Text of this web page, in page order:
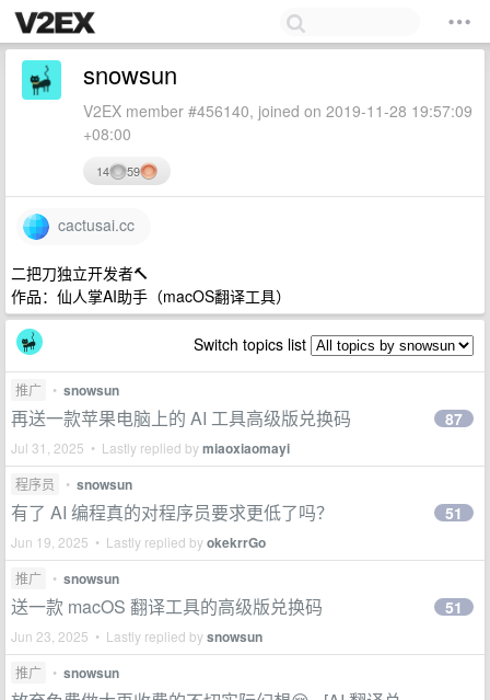
snowsun
V2EX member #456140, joined on 2019-11-28 19:57:09
+08:00
14 59
cactusai.cc
二把刀独立开发者🔨
作品：仙人掌AI助手（macOS翻译工具）
Switch topics list
推广 • snowsun
再送一款苹果电脑上的 AI 工具高级版兑换码
Jul 31, 2025 • Lastly replied bymiaoxiaomayi
87
程序员 • snowsun
有了 AI 编程真的对程序员要求更低了吗？
Jun 19, 2025 • Lastly replied byokekrrGo
51
推广 • snowsun
送一款 macOS 翻译工具的高级版兑换码
Jun 23, 2025 • Lastly replied bysnowsun
51
推广 • snowsun